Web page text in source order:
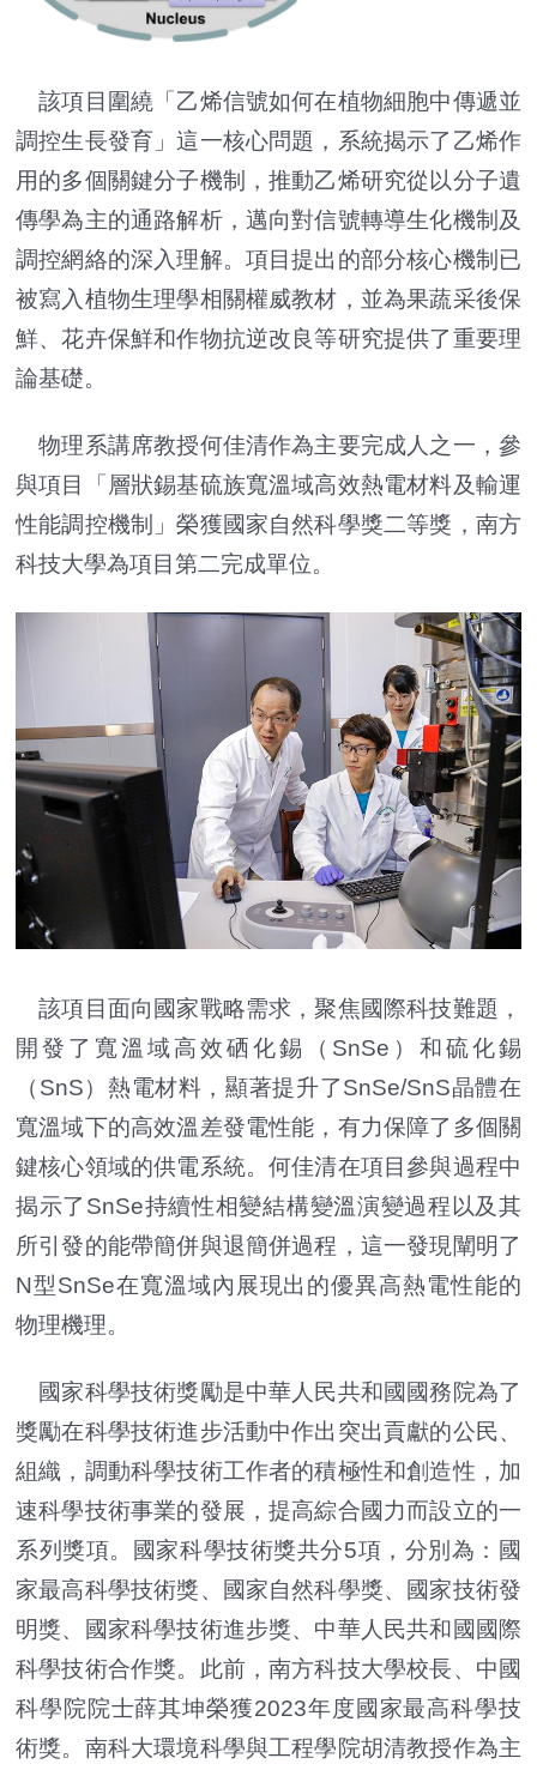
該項目圍繞「乙烯信號如何在植物細胞中傳遞並
調控生長發育」這一核心問題，系統揭示了乙烯作
用的多個關鍵分子機制，推動乙烯研究從以分子遺
傳學為主的通路解析，邁向對信號轉導生化機制及
調控網絡的深入理解。項目提出的部分核心機制已
被寫入植物生理學相關權威教材，並為果蔬采後保
鮮、花卉保鮮和作物抗逆改良等研究提供了重要理
論基礎。
物理系講席教授何佳清作為主要完成人之一，參
與項目「層狀錫基硫族寬溫域高效熱電材料及輸運
性能調控機制」榮獲國家自然科學獎二等獎，南方
科技大學為項目第二完成單位。
該項目面向國家戰略需求，聚焦國際科技難題，
開發了寬溫域高效硒化錫（SnSe）和硫化錫
（SnS）熱電材料，顯著提升了SnSe/SnS晶體在
寬溫域下的高效溫差發電性能，有力保障了多個關
鍵核心領域的供電系統。何佳清在項目參與過程中
揭示了SnSe持續性相變結構變溫演變過程以及其
所引發的能帶簡併與退簡併過程，這一發現闡明了
N型SnSe在寬溫域內展現出的優異高熱電性能的
物理機理。
國家科學技術獎勵是中華人民共和國國務院為了
獎勵在科學技術進步活動中作出突出貢獻的公民、
組織，調動科學技術工作者的積極性和創造性，加
速科學技術事業的發展，提高綜合國力而設立的一
系列獎項。國家科學技術獎共分5項，分別為：國
家最高科學技術獎、國家自然科學獎、國家技術發
明獎、國家科學技術進步獎、中華人民共和國國際
科學技術合作獎。此前，南方科技大學校長、中國
科學院院士薛其坤榮獲2023年度國家最高科學技
術獎。南科大環境科學與工程學院胡清教授作為主